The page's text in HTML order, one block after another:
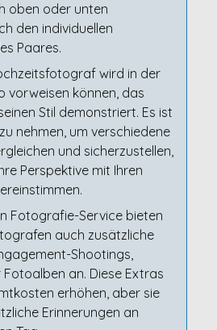
oben oder unten
den individuellen
Paares.
wird in der
vorweisen können, das
Stil demonstriert. Es ist
nehmen, um verschiedene
und sicherzustellen,
Perspektive mit Ihren
Fotografie-Service bieten
auch zusätzliche
Shootings,
an. Diese Extras
erhöhen, aber sie
Erinnerungen an